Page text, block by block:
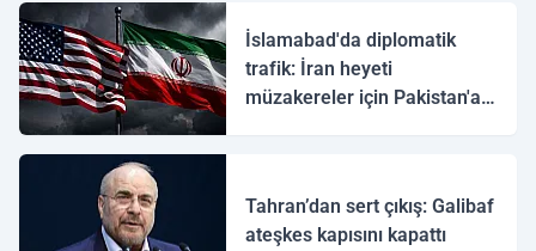
İslamabad'da diplomatik
trafik: İran heyeti
müzakereler için Pakistan'a
Tahran’dan sert çıkış: Galibaf
ateşkes kapısını kapattı